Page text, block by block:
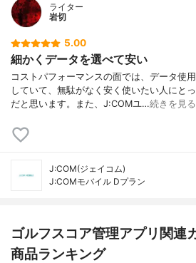
ライター
岩切
5.00
細かくデータを選べて安い
コストパフォーマンスの面では、データ使
していて、無駄がなく安く使いたい人にと
だと思います。また、J:COMユ…続きを見る
J:COM(ジェイコム)
J:COMモバイル Dプラン
ゴルフスコア管理アプリ関連
商品ランキング